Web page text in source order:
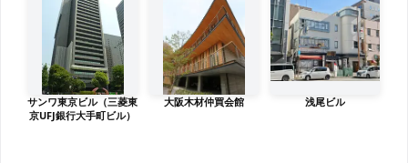
サンワ東京ビル（三菱東
京UFJ銀行大手町ビル）
大阪木材仲買会館 浅尾ビル